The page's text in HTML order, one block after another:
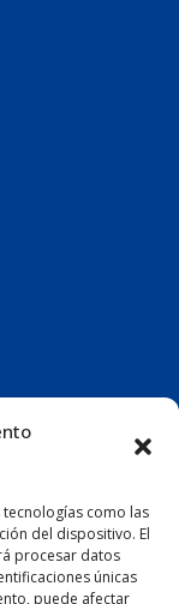
como las
del dispositivo. El
procesar datos
únicas
puede afectar